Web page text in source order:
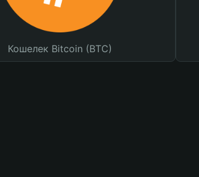
Кошелек Bitcoin (BTC)